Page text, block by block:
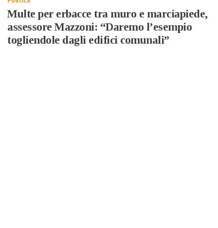
Multe per erbacce tra muro e marciapiede,
assessore Mazzoni: “Daremo l’esempio
togliendole dagli edifici comunali”